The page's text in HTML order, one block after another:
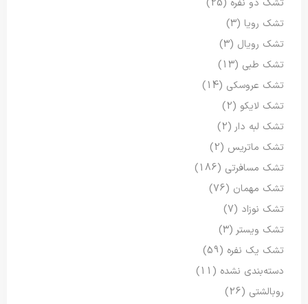
تشک رویا (3)
تشک رویال (3)
تشک طبی (13)
تشک عروسکی (14)
تشک لایکو (2)
تشک لبه دار (2)
تشک ماتریس (2)
تشک مسافرتی (186)
تشک مهمان (76)
تشک نوزاد (7)
تشک ویستر (3)
تشک یک نفره (59)
دسته‌بندی نشده (11)
روبالشتی (26)